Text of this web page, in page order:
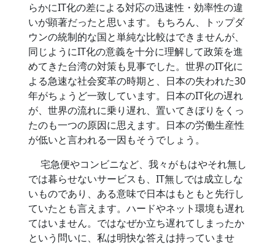
らかにIT化の差による対応の迅速性・効率性の違
いが顕著だったと思います。もちろん、トップダ
ウンの統制的な国と単純な比較はできませんが、
同じようにIT化の意義を十分に理解して政策を進
めてきた台湾の対策も見事でした。世界のIT化に
よる急速な社会変革の時期と、日本の失われた30
年がちょうど一致しています。日本のIT化の遅れ
が、世界の流れに乗り遅れ、置いてきぼりをくっ
たのも一つの原因に思えます。日本の労働生産性
が低いと言われる一因もそうでしょう。
宅急便やコンビニなど、我々がもはやそれ無し
では暮らせないサービスも、IT無しでは成立しな
いものであり、ある意味で日本はもともと先行し
ていたとも言えます。ハードやネット環境も遅れ
てはいません。ではなぜか立ち遅れてしまったか
という問いに、私は明快な答えは持っていませ